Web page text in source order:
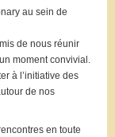
au sein de
de nous réunir
moment convivial.
à l’initiative des
de nos
en toute